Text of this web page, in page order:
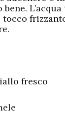
fresco